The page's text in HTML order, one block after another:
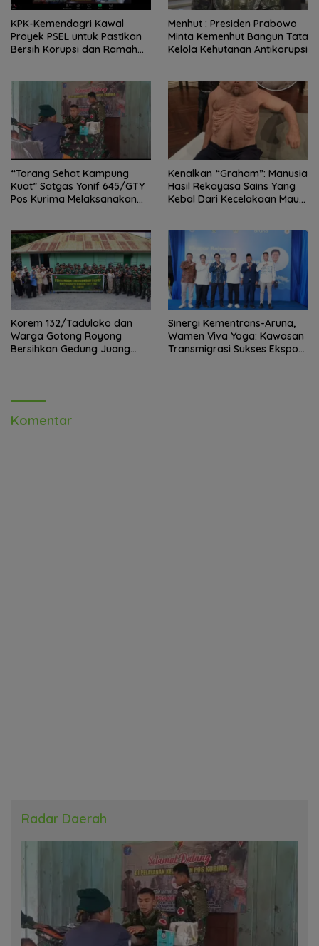
KPK-Kemendagri Kawal
Proyek PSEL untuk Pastikan
Bersih Korupsi dan Ramah
Menhut : Presiden Prabowo
Minta Kemenhut Bangun Tata
Kelola Kehutanan Antikorupsi
“Torang Sehat Kampung
Kuat” Satgas Yonif 645/GTY
Pos Kurima Melaksanakan
Kenalkan “Graham”: Manusia
Hasil Rekayasa Sains Yang
Kebal Dari Kecelakaan Maut
Korem 132/Tadulako dan
Warga Gotong Royong
Bersihkan Gedung Juang
Sinergi Kementrans-Aruna,
Wamen Viva Yoga: Kawasan
Transmigrasi Sukses Ekspor
Komentar
Radar Daerah